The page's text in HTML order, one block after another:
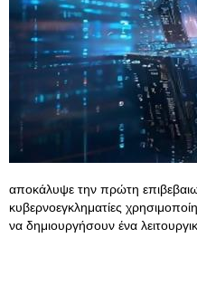
αποκάλυψε την πρώτη
κυβερνοεγκληματίες
να δημιουργήσουν ένα